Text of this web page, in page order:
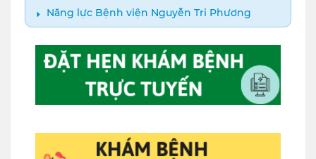
Năng lực Bệnh viện Nguyễn Tri Phương